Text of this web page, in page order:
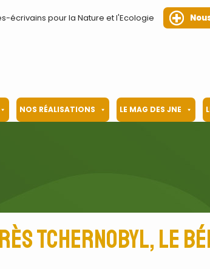
écrivains pour la Nature et l'Ecologie
NOS RÉALISATIONS LE MAG DES JNE
Tchernobyl, le